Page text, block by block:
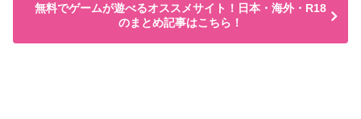
無料でゲームが遊べるオススメサイト！日本・海外・R18
のまとめ記事はこちら！